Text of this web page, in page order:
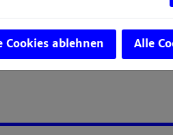
Cookies ablehnen Alle